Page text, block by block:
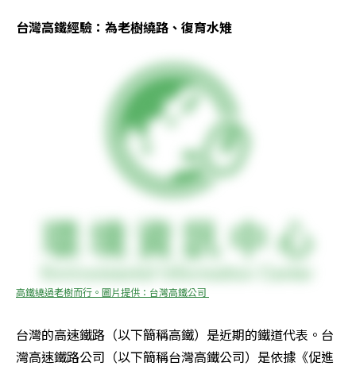
台灣高鐵經驗：為老樹繞路、復育水雉
高鐵繞過老樹而行。圖片提供：台灣高鐵公司
台灣的高速鐵路（以下簡稱高鐵）是近期的鐵道代表。台
灣高速鐵路公司（以下簡稱台灣高鐵公司）是依據《促進